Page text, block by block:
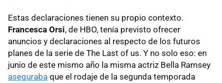
Estas declaraciones tienen su propio contexto.
Francesca Orsi, de HBO, tenía previsto ofrecer
anuncios y declaraciones al respecto de los futuros
planes de la serie de The Last of us. Y no solo eso: en
junio de este mismo año la misma actriz Bella Ramsey
aseguraba que el rodaje de la segunda temporada